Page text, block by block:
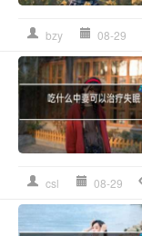
bzy 08-29
csl 08-29